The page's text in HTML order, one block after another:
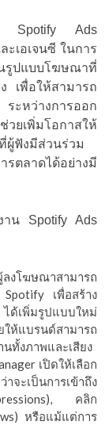
Spotify Ads
เอเจนซี ในการ
รูปแบบโฆษณาที่
เพื่อให้สามารถ
ะหว่างการออก
วยเพิ่มโอกาสให้
ผู้ฟังมีส่วนร่วม
รตลาดได้อย่างมี
าน Spotify Ads
ลงโฆษณาสามารถ
เพื่อสร้าง
ด้เพิ่มรูปแบบใหม่
ให้แบรนด์สามารถ
ทั้งภาพและเสียง
เปิดให้เลือก
จะเป็นการเข้าถึง
คลิก
หรือแม้แต่การ